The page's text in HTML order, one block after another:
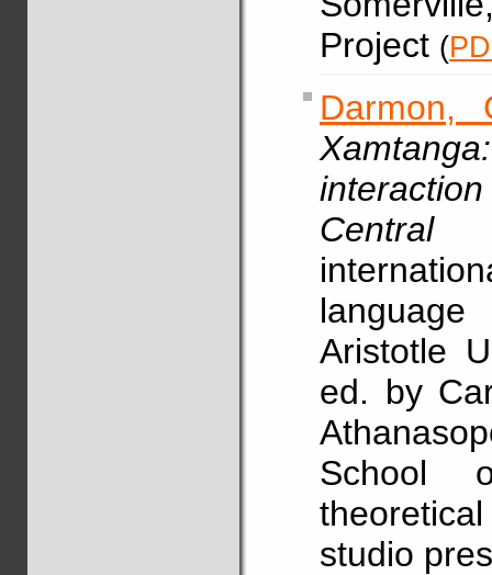
Project (
Darmon,
Central
Aristotle
ed. by
School
studio